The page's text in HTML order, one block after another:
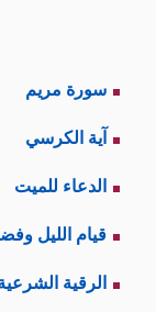
سورة مريم
آية الكرسي
الدعاء للميت
قيام الليل
الرقية